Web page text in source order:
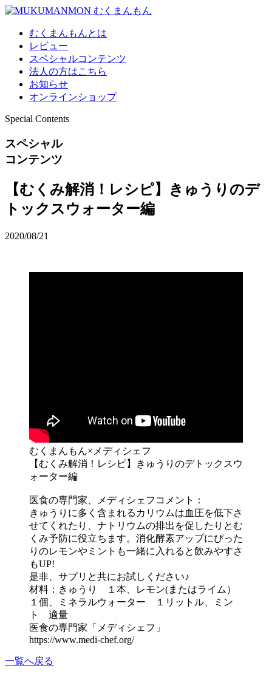
むくまんもんとは
レビュー
スペシャルコンテンツ
法人の方はこちら
お知らせ
オンラインショップ
Special Contents
スペシャル
コンテンツ
【むくみ解消！レシピ】きゅうりのデ
トックスウォーター編
2020/08/21
むくまんもん×メディシェフ
【むくみ解消！レシピ】きゅうりのデトックスウ
ォーター編
医食の専門家、メディシェフコメント：
きゅうりに多く含まれるカリウムは血圧を低下さ
せてくれたり、ナトリウムの排出を促したりとむ
くみ予防に役立ちます。消化酵素アップにぴった
りのレモンやミントも一緒に入れると飲みやすさ
もUP!
是非、サプリと共にお試しください♪
材料：きゅうり １本、レモン(またはライム）
１個、ミネラルウォーター １リットル、ミン
ト 適量
医食の専門家「メディシェフ」
https://www.medi-chef.org/
一覧へ戻る